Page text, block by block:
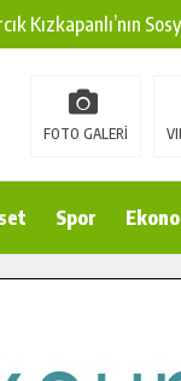
Kızkapanlı’nın
Kırsalına Modern
Başarı:
Yeni
Karakaya’dan
FOTO GALERİ
Spor